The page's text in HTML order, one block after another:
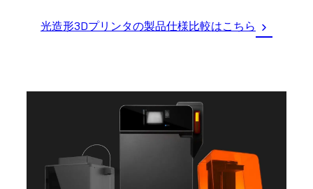
光造形3Dプリンタの製品仕様比較はこちら